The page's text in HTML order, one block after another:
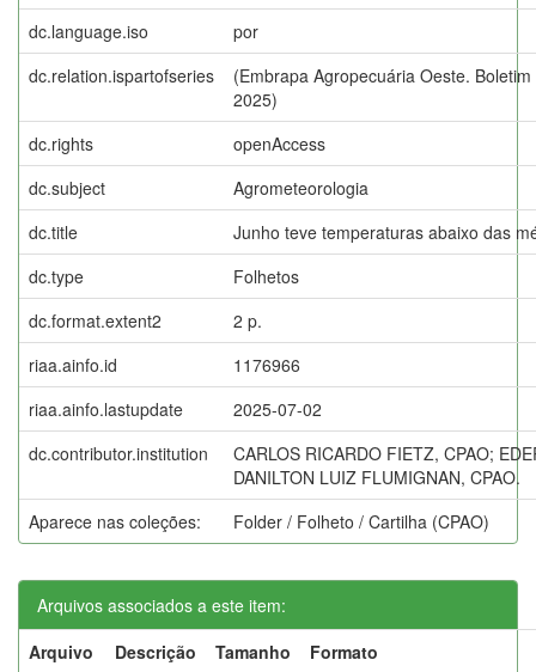
dc.language.iso
por
dc.relation.ispartofseries
(Embrapa Agropecuária Oeste.
2025)
dc.rights
openAccess
dc.subject
Agrometeorologia
dc.title
Junho teve temperaturas abaixo das
dc.type
Folhetos
dc.format.extent2
2 p.
riaa.ainfo.id
1176966
riaa.ainfo.lastupdate
2025-07-02
dc.contributor.institution
CARLOS RICARDO FIETZ, CPAO;
DANILTON LUIZ FLUMIGNAN, CPAO.
Aparece nas coleções:
Folder / Folheto / Cartilha (CPAO)
Arquivos associados a este item:
Arquivo
Descrição Tamanho
Formato